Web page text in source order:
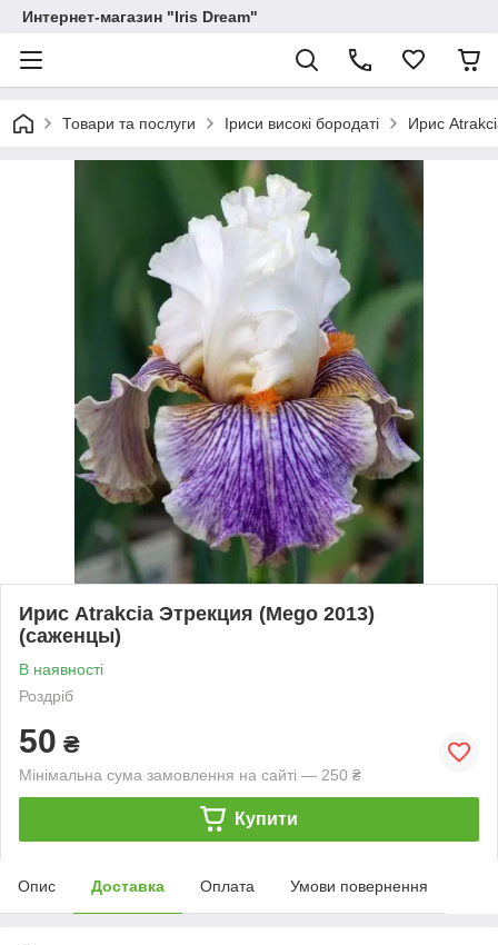
Интернет-магазин "Iris Dream"
Товари та послуги Іриси високі бородаті Ирис
Ирис Atrakcia Этрекция (Mego 2013)
(саженцы)
В наявності
Роздріб
50 ₴
Мінімальна сума замовлення на сайті — 250 ₴
Купити
Опис Доставка Оплата Умови повернення